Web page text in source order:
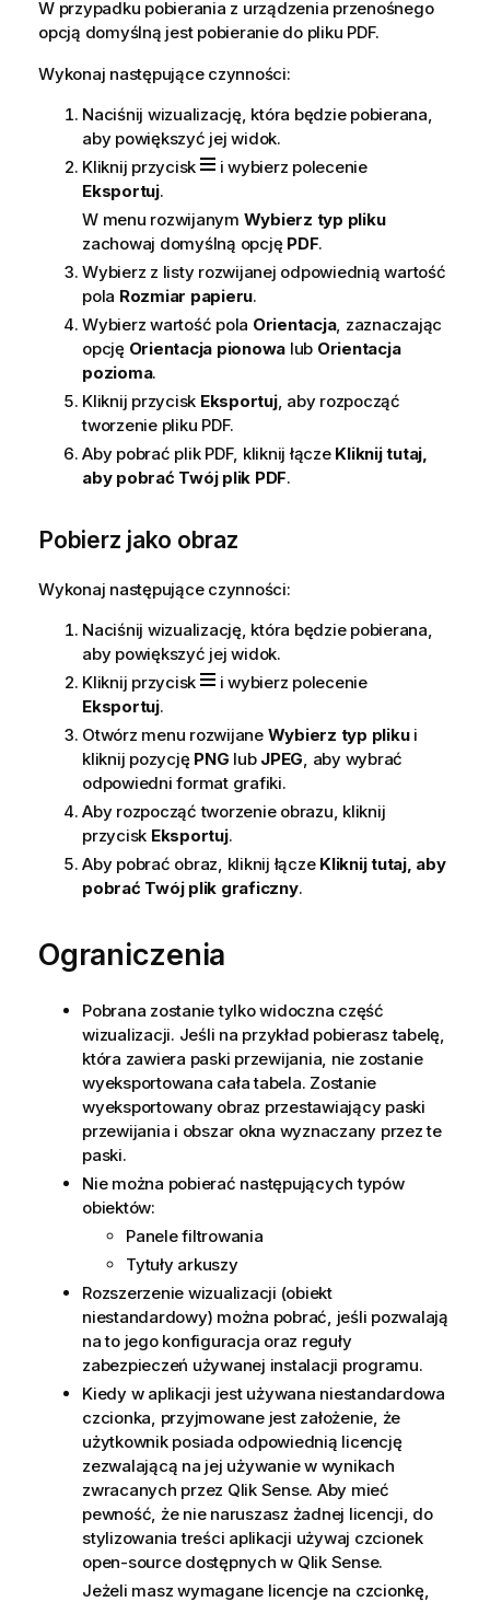
W przypadku pobierania z urządzenia przenośnego
opcją domyślną jest pobieranie do pliku PDF.
Wykonaj następujące czynności:
Naciśnij wizualizację, która będzie pobierana,
aby powiększyć jej widok.
Kliknij przycisk
i wybierz polecenie
Eksportuj.
W menu rozwijanym Wybierz typ pliku
zachowaj domyślną opcję PDF.
Wybierz z listy rozwijanej odpowiednią wartość
pola Rozmiar papieru.
Wybierz wartość pola Orientacja, zaznaczając
opcję Orientacja pionowa lub Orientacja
pozioma.
Kliknij przycisk Eksportuj, aby rozpocząć
tworzenie pliku PDF.
Aby pobrać plik PDF, kliknij łącze Kliknij tutaj,
aby pobrać Twój plik PDF.
Pobierz jako obraz
Wykonaj następujące czynności:
Naciśnij wizualizację, która będzie pobierana,
aby powiększyć jej widok.
Kliknij przycisk
i wybierz polecenie
Eksportuj.
Otwórz menu rozwijane Wybierz typ plikui
kliknij pozycję PNG lub JPEG, aby wybrać
odpowiedni format grafiki.
Aby rozpocząć tworzenie obrazu, kliknij
przycisk Eksportuj.
Aby pobrać obraz, kliknij łącze Kliknij tutaj, aby
pobrać Twój plik graficzny.
Ograniczenia
Pobrana zostanie tylko widoczna część
wizualizacji. Jeśli na przykład pobierasz tabelę,
która zawiera paski przewijania, nie zostanie
wyeksportowana cała tabela. Zostanie
wyeksportowany obraz przestawiający paski
przewijania i obszar okna wyznaczany przez te
paski.
Nie można pobierać następujących typów
obiektów:
Panele filtrowania
Tytuły arkuszy
Rozszerzenie wizualizacji (obiekt
niestandardowy) można pobrać, jeśli pozwalają
na to jego konfiguracja oraz reguły
zabezpieczeń używanej instalacji programu.
Kiedy w aplikacji jest używana niestandardowa
czcionka, przyjmowane jest założenie, że
użytkownik posiada odpowiednią licencję
zezwalającą na jej używanie w wynikach
zwracanych przez Qlik Sense. Aby mieć
pewność, że nie naruszasz żadnej licencji, do
stylizowania treści aplikacji używaj czcionek
open-source dostępnych w Qlik Sense.
Jeżeli masz wymagane licencje na czcionkę,